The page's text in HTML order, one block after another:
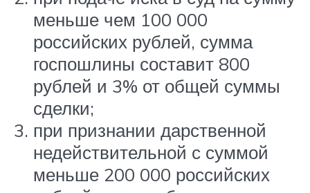
меньше чем 100 000
российских рублей, сумма
госпошлины составит 800
рублей и 3% от общей суммы
сделки;
при признании дарственной
недействительной с суммой
меньше 200 000 российских